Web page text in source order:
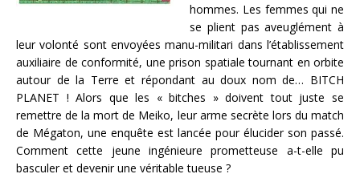
hommes. Les femmes qui ne
se plient pas aveuglément à
leur volonté sont envoyées manu-militari dans l’établissement
auxiliaire de conformité, une prison spatiale tournant en orbite
autour de la Terre et répondant au doux nom de… BITCH
PLANET ! Alors que les « bitches » doivent tout juste se
remettre de la mort de Meiko, leur arme secrète lors du match
de Mégaton, une enquête est lancée pour élucider son passé.
Comment cette jeune ingénieure prometteuse a-t-elle pu
basculer et devenir une véritable tueuse ?